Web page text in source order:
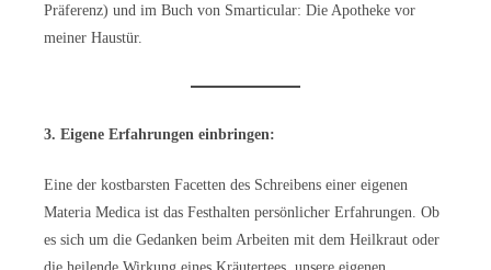
Präferenz) und im Buch von Smarticular: Die Apotheke vor
meiner Haustür.
3. Eigene Erfahrungen einbringen:
Eine der kostbarsten Facetten des Schreibens einer eigenen
Materia Medica ist das Festhalten persönlicher Erfahrungen. Ob
es sich um die Gedanken beim Arbeiten mit dem Heilkraut oder